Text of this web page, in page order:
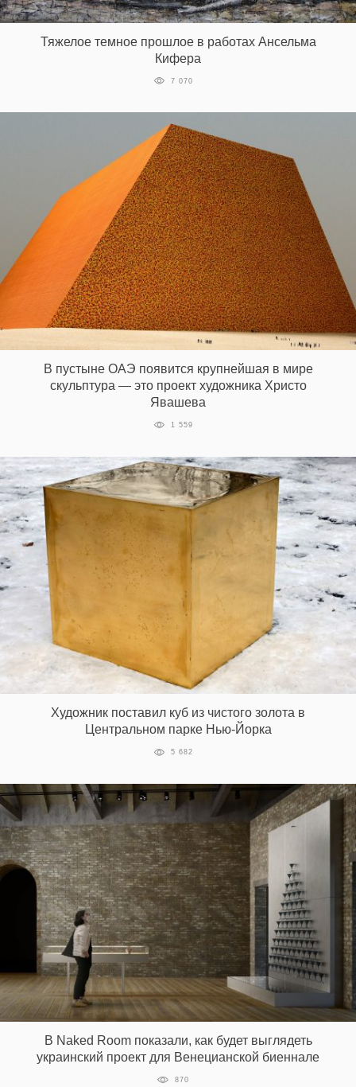
Тяжелое темное прошлое в работах Ансельма
Кифера
7 070
В пустыне ОАЭ появится крупнейшая в мире
скульптура — это проект художника Христо
Явашева
1 559
Художник поставил куб из чистого золота в
Центральном парке Нью-Йорка
5 682
В Naked Room показали, как будет выглядеть
украинский проект для Венецианской биеннале
870